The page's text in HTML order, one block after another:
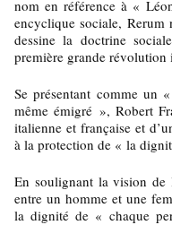
nom en référence à «
encyclique sociale,
dessine la doctrine
première grande révolution
Se présentant comme un
même émigré », Robert
italienne et française et
à la protection de « la
En soulignant la vision
entre un homme et une
la dignité de « chaque